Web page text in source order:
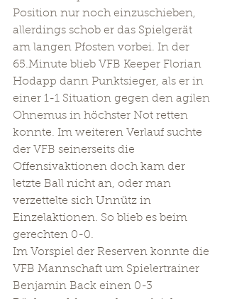
Position nur noch einzuschieben,
allerdings schob er das Spielgerät
am langen Pfosten vorbei. In der
65.Minute blieb VFB Keeper Florian
Hodapp dann Punktsieger, als er in
einer 1-1 Situation gegen den agilen
Ohnemus in höchster Not retten
konnte. Im weiteren Verlauf suchte
der VFB seinerseits die
Offensivaktionen doch kam der
letzte Ball nicht an, oder man
verzettelte sich Unnütz in
Einzelaktionen. So blieb es beim
gerechten 0-0.
Im Vorspiel der Reserven konnte die
VFB Mannschaft um Spielertrainer
Benjamin Back einen 0-3